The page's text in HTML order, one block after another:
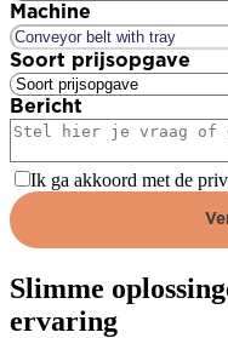
Machine
Soort prijsopgave
Bericht
Ik ga akkoord met de
Slimme
ervaring